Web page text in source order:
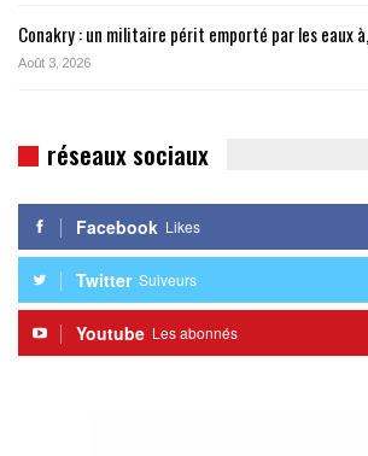
Conakry : un militaire périt emporté par les eaux
Août 3, 2026
réseaux sociaux
Facebook Likes
Twitter Suiveurs
Youtube Les abonnés